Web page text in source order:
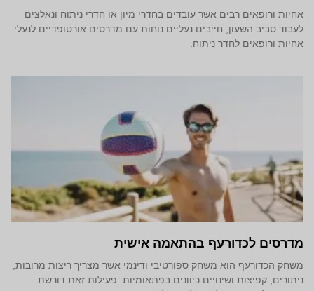
אחיות ורופאים רבים אשר עובדים בחדרי מיון או חדרי ניתוח ונאלצים
לעבוד סביב השעון, חייבים נעליים נוחות עם מדרסים אורטופדיים לנעלי
אחיות ורופאים לחדר ניתוח.
מדרסים לכדורעף בהתאמה אישית
משחק הכדורעף הוא משחק ספורטיבי ודינמי אשר מצריך ריצות מרובות,
ניתורים, קפיצות ושינויים כיוונים בפתאומיות. פעילות זאת דורשת